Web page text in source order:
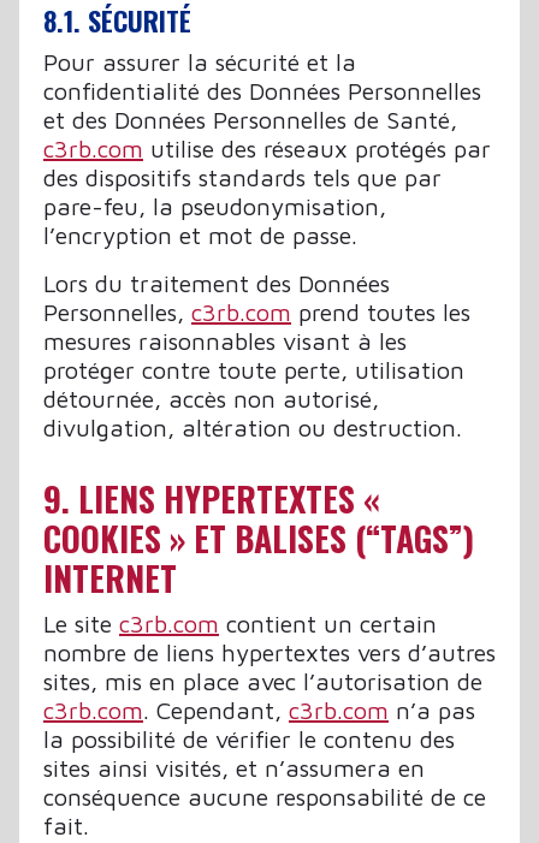
8.1. SÉCURITÉ
Pour assurer la sécurité et la
confidentialité des Données Personnelles
et des Données Personnelles de Santé,
c3rb.com utilise des réseaux protégés par
des dispositifs standards tels que par
pare-feu, la pseudonymisation,
l’encryption et mot de passe.
Lors du traitement des Données
Personnelles, c3rb.com prend toutes les
mesures raisonnables visant à les
protéger contre toute perte, utilisation
détournée, accès non autorisé,
divulgation, altération ou destruction.
9. LIENS HYPERTEXTES «
COOKIES » ET BALISES (“TAGS”)
INTERNET
Le site c3rb.com contient un certain
nombre de liens hypertextes vers d’autres
sites, mis en place avec l’autorisation de
c3rb.com. Cependant, c3rb.com n’a pas
la possibilité de vérifier le contenu des
sites ainsi visités, et n’assumera en
conséquence aucune responsabilité de ce
fait.